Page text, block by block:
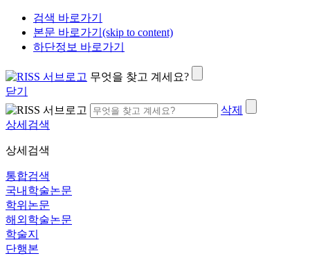
검색 바로가기
본문 바로가기(skip to content)
하단정보 바로가기
무엇을 찾고 계세요?
닫기
삭제
상세검색
상세검색
통합검색
국내학술논문
학위논문
해외학술논문
학술지
단행본